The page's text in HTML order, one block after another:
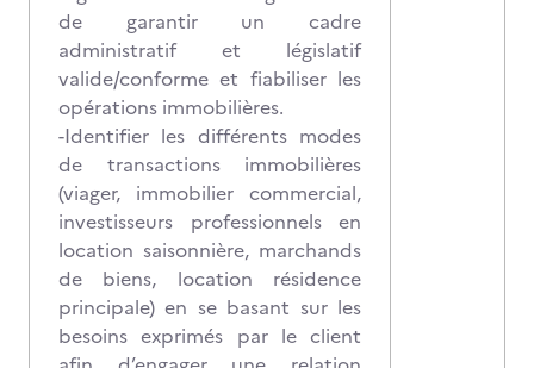
de garantir un cadre
administratif et législatif
valide/conforme et fiabiliser les
opérations immobilières.
-Identifier les différents modes
de transactions immobilières
(viager, immobilier commercial,
investisseurs professionnels en
location saisonnière, marchands
de biens, location résidence
principale) en se basant sur les
besoins exprimés par le client